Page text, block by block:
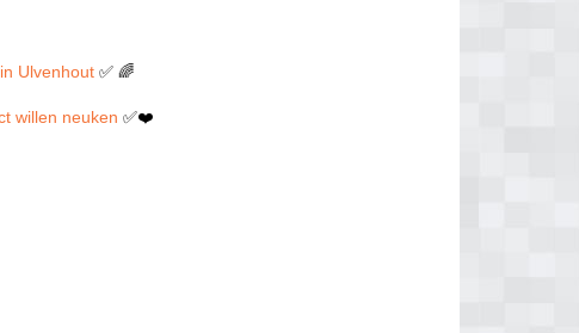
Ulvenhout ✅ 🌈
willen neuken✅❤️